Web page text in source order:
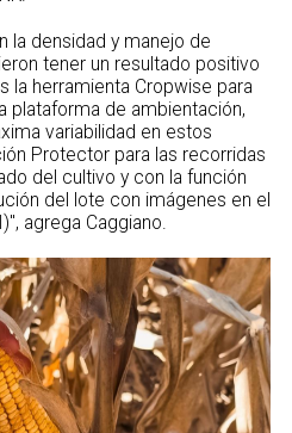
la densidad y manejo de
tener un resultado positivo
la herramienta Cropwise para
plataforma de ambientación,
variabilidad en estos
Protector para las recorridas
del cultivo y con la función
del lote con imágenes en el
agrega Caggiano.